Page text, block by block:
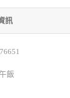
訊
飯